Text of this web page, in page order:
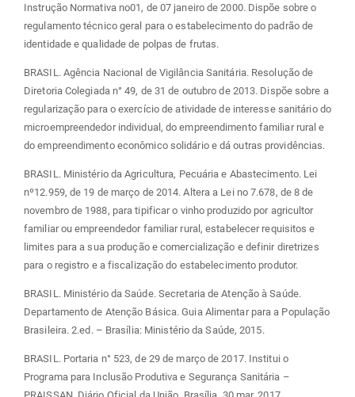
Instrução Normativa no01, de 07 janeiro de 2000. Dispõe sobre o
regulamento técnico geral para o estabelecimento do padrão de
identidade e qualidade de polpas de frutas.
BRASIL. Agência Nacional de Vigilância Sanitária. Resolução de
Diretoria Colegiada n° 49, de 31 de outubro de 2013. Dispõe sobre a
regularização para o exercício de atividade de interesse sanitário do
microempreendedor individual, do empreendimento familiar rural e
do empreendimento econômico solidário e dá outras providências.
BRASIL. Ministério da Agricultura, Pecuária e Abastecimento. Lei
nº12.959, de 19 de março de 2014. Altera a Lei no 7.678, de 8 de
novembro de 1988, para tipificar o vinho produzido por agricultor
familiar ou empreendedor familiar rural, estabelecer requisitos e
limites para a sua produção e comercialização e definir diretrizes
para o registro e a fiscalização do estabelecimento produtor.
BRASIL. Ministério da Saúde. Secretaria de Atenção à Saúde.
Departamento de Atenção Básica. Guia Alimentar para a População
Brasileira. 2.ed. – Brasília: Ministério da Saúde, 2015.
BRASIL. Portaria n° 523, de 29 de março de 2017. Institui o
Programa para Inclusão Produtiva e Segurança Sanitária –